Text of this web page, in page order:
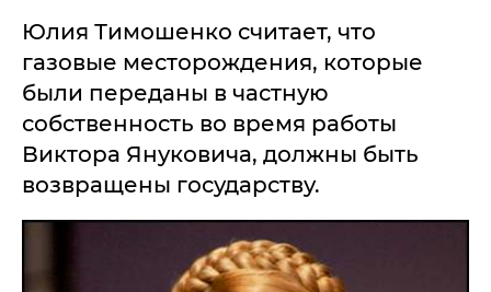
Юлия Тимошенко считает, что
газовые месторождения, которые
были переданы в частную
собственность во время работы
Виктора Януковича, должны быть
возвращены государству.